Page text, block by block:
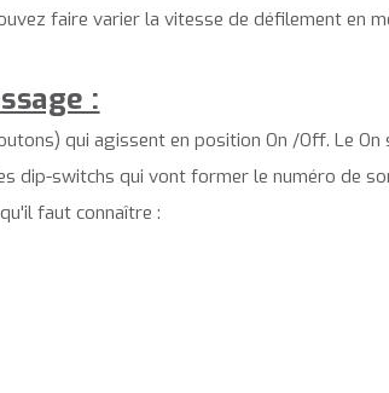
faire varier la vitesse de défilement en
:
qui agissent en position On /Off. Le
dip-switchs qui vont former le numéro de
faut connaître :